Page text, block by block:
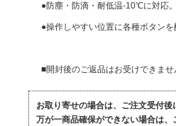
●防塵・防滴・耐低温-10℃に対応
●操作しやすい位置に各種ボタン
■開封後のご返品はお受けできま
お取り寄せの場合は、ご注文受付後
万が一商品確保ができない場合は、